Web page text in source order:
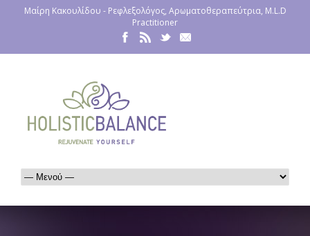
Μαίρη Κακουλίδου - Ρεφλεξολόγος, Αρωματοθεραπεύτρια, M.L.D
Practitioner